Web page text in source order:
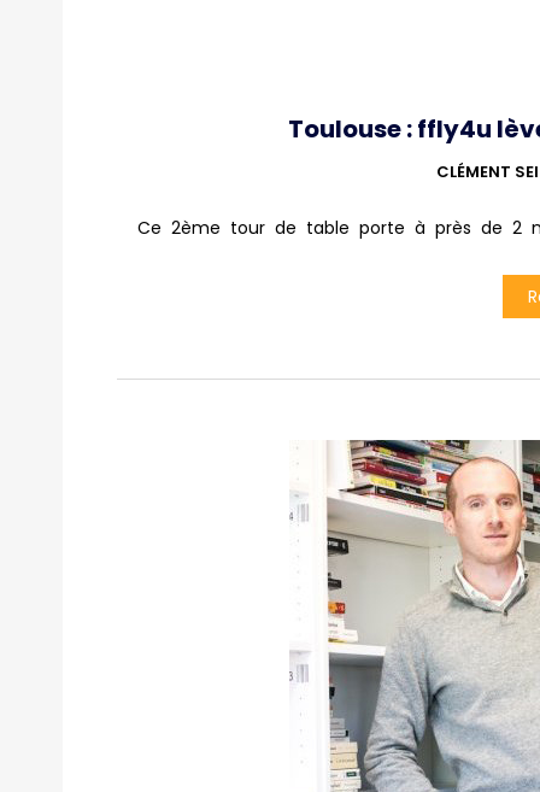
Toulouse : ffly4u
CLÉMENT
Ce 2ème tour de table porte à près de 2